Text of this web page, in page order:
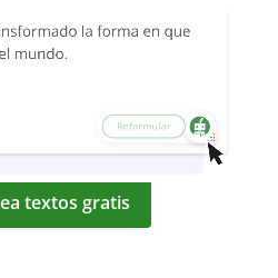
textos gratis